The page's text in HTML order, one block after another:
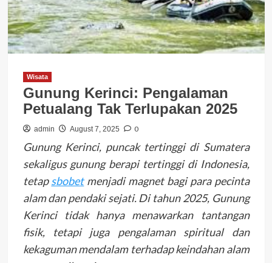
Wisata
Gunung Kerinci: Pengalaman
Petualang Tak Terlupakan 2025
admin August 7, 2025 0
Gunung Kerinci, puncak tertinggi di Sumatera
sekaligus gunung berapi tertinggi di Indonesia,
tetapsbobetmenjadi magnet bagi para pecinta
alam dan pendaki sejati. Di tahun 2025, Gunung
Kerinci tidak hanya menawarkan tantangan
fisik, tetapi juga pengalaman spiritual dan
kekaguman mendalam terhadap keindahan alam